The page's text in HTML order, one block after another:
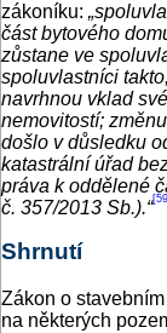
zákoníku:
část bytového
zůstane ve
spoluvlastníci
navrhnou vklad
nemovitostí;
došlo v důsledku
katastrální úřad
práva k oddělené
č. 357/2013 Sb.).“
Shrnutí
Zákon o
na některých